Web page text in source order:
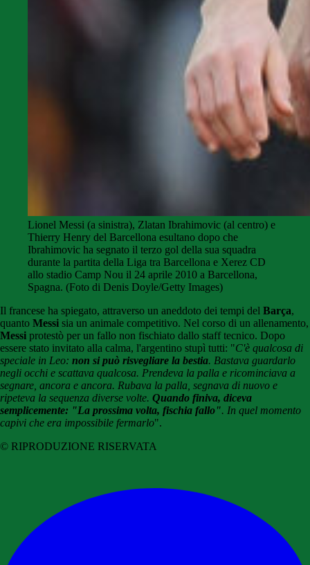
Lionel Messi (a sinistra), Zlatan Ibrahimovic (al centro) e
Thierry Henry del Barcellona esultano dopo che
Ibrahimovic ha segnato il terzo gol della sua squadra
durante la partita della Liga tra Barcellona e Xerez CD
allo stadio Camp Nou il 24 aprile 2010 a Barcellona, ​​
Spagna. (Foto di Denis Doyle/Getty Images)
Il francese ha spiegato, attraverso un aneddoto dei tempi del Barça,
quanto Messi sia un animale competitivo. Nel corso di un allenamento,
Messi protestò per un fallo non fischiato dallo staff tecnico. Dopo
essere stato invitato alla calma, l'argentino stupì tutti: "C'è qualcosa di
speciale in Leo: non si può risvegliare la bestia. Bastava guardarlo
negli occhi e scattava qualcosa. Prendeva la palla e ricominciava a
segnare, ancora e ancora. Rubava la palla, segnava di nuovo e
ripeteva la sequenza diverse volte. Quando finiva, diceva
semplicemente: "La prossima volta, fischia fallo". In quel momento
capivi che era impossibile fermarlo".
© RIPRODUZIONE RISERVATA